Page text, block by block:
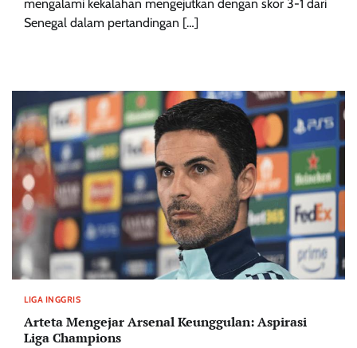
mengalami kekalahan mengejutkan dengan skor 3-1 dari
Senegal dalam pertandingan […]
LIGA INGGRIS
Arteta Mengejar Arsenal Keunggulan: Aspirasi
Liga Champions